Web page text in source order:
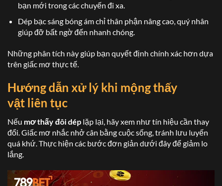
bạn mới trong các chuyến đi xa.
Dép bạc sáng bóng ám chỉ thân phận nâng cao, quý nhân
giúp đỡ bất ngờ đến nhanh chóng.
Những phân tích này giúp bạn quyết định chính xác hơn dựa
trên giấc mơ thực tế.
Hướng dẫn xử lý khi mộng thấy
vật liên tục
Nếu mơ thấy đôi dép lặp lại, hãy xem như tín hiệu cần thay
đổi. Giấc mơ nhắc nhở cân bằng cuộc sống, tránh lưu luyến
quá khứ. Thực hiện các bước đơn giản dưới đây để giảm lo
lắng.